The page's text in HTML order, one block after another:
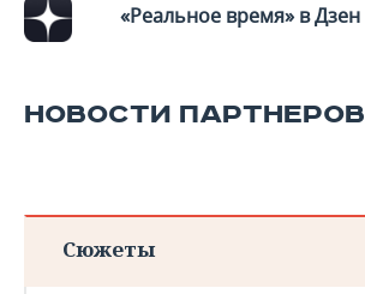
«Реальное время» в Дзен
НОВОСТИ ПАРТНЕРОВ
Сюжеты